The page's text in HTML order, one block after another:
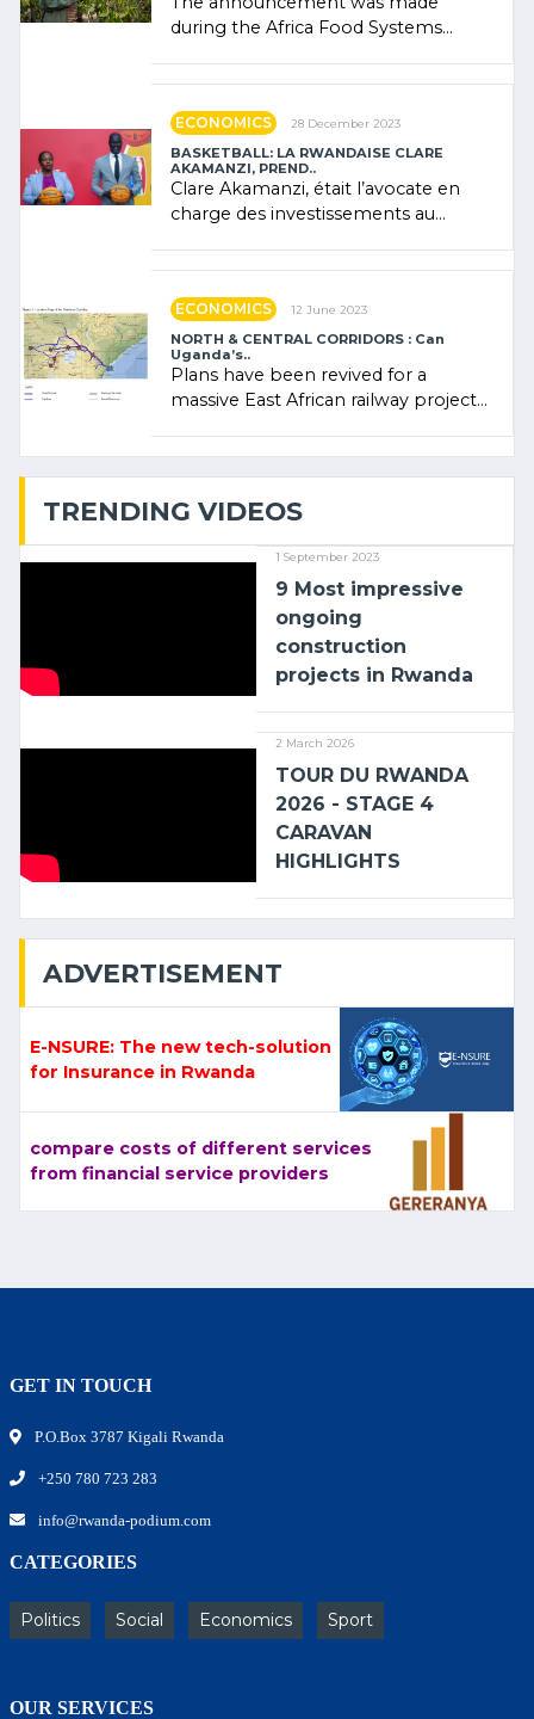
during the Africa Food Systems
ECONOMICS 28 December 2023
BASKETBALL: LA RWANDAISE CLARE
AKAMANZI, PREND..
Clare Akamanzi, était l’avocate en
charge des investissements au
ECONOMICS 12 June 2023
NORTH & CENTRAL CORRIDORS : Can
Uganda’s..
Plans have been revived for a
massive East African railway project
TRENDING VIDEOS
1 September 2023
9 Most impressive
ongoing
construction
projects in Rwanda
2 March 2026
TOUR DU RWANDA
2026 - STAGE 4
CARAVAN
HIGHLIGHTS
ADVERTISEMENT
E-NSURE: The new tech-solution
for Insurance in Rwanda
compare costs of different services
from financial service providers
GET IN TOUCH
P.O.Box 3787 Kigali Rwanda
+250 780 723 283
info@rwanda-podium.com
CATEGORIES
Politics Social Economics Sport
OUR SERVICES